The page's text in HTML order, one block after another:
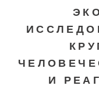
И